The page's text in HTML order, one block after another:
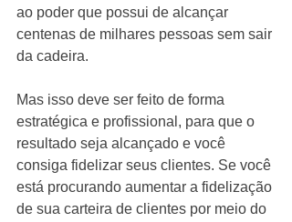
ao poder que possui de alcançar
centenas de milhares pessoas sem sair
da cadeira.
Mas isso deve ser feito de forma
estratégica e profissional, para que o
resultado seja alcançado e você
consiga fidelizar seus clientes. Se você
está procurando aumentar a fidelização
de sua carteira de clientes por meio do